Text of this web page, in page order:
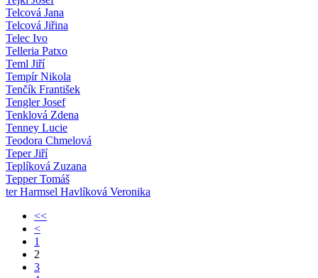
Telcová Jana
Telcová Jiřina
Telec Ivo
Telleria Patxo
Teml Jiří
Tempír Nikola
Tenčík František
Tengler Josef
Tenklová Zdena
Tenney Lucie
Teodora Chmelová
Teper Jiří
Teplíková Zuzana
Tepper Tomáš
ter Harmsel Havlíková Veronika
<<
<
1
2
3